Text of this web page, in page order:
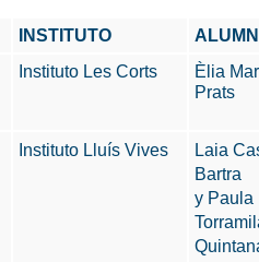
INSTITUTO
Instituto Les Corts
Èlia
Prats
Instituto Lluís Vives
Laia
Bartra
y Paula